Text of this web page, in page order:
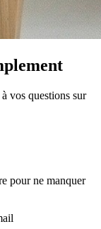
vos questions sur
pour ne manquer